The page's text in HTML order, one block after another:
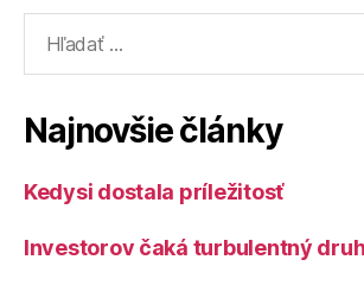
Najnovšie články
Kedysi dostala príležitosť
Investorov čaká turbulentný